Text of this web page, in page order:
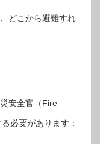
どこから避難すれ
安全官（Fire
必要があります：